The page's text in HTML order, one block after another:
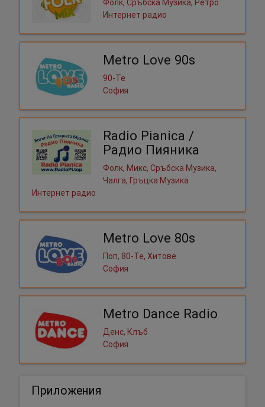
Фолк, Сръбска Музика, Ретро
Интернет радио
Metro Love 90s
90-Те
София
Radio Pianica /
Радио Пияника
Фолк, Микс, Сръбска Музика,
Чалга, Гръцка Музика
Интернет радио
Metro Love 80s
Поп, 80-Те, Хитове
София
Metro Dance Radio
Денс, Клъб
София
Приложения